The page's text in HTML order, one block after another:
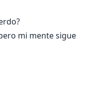
mi mente sigue